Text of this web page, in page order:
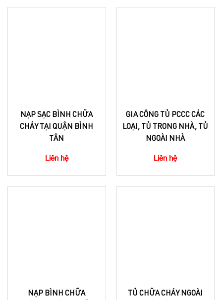
NẠP SẠC BÌNH CHỮA
CHÁY TẠI QUẬN BÌNH
TÂN
Liên hệ
GIA CÔNG TỦ PCCC CÁC
LOẠI, TỦ TRONG NHÀ, TỦ
NGOÀI NHÀ
Liên hệ
NẠP BÌNH CHỮA
TỦ CHỮA CHÁY NGOÀI